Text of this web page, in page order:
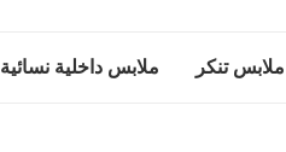
ملابس تنكر ملابس داخلية نسائية